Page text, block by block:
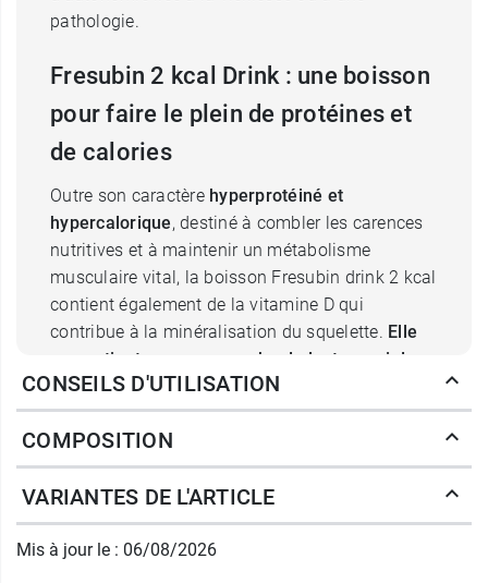
pathologie.
Fresubin 2 kcal Drink : une boisson
pour faire le plein de protéines et
de calories
Outre son caractère hyperprotéiné et
hypercalorique, destiné à combler les carences
nutritives et à maintenir un métabolisme
musculaire vital, la boisson Fresubin drink 2 kcal
contient également de la vitamine D qui
contribue à la minéralisation du squelette. Elle
ne contient pas en revanche de lactose, ni de
gluten d'ailleurs, de manière à ne provoquer
aucune intolérance ou allergie chez certains
patients. Elle convient d'autre part aux régimes
spécifiques qui nécessitent une restriction
hydrique en cas de troubles de la fonction
rénale.
CONSEILS D'UTILISATION
COMPOSITION
VARIANTES DE L'ARTICLE
Mis à jour le : 06/08/2026